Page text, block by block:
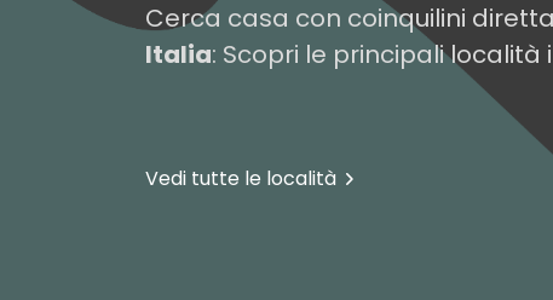
Cerca casa con coinquilini
Italia: Scopri le principali località
Bologna
Vedi tutte le località